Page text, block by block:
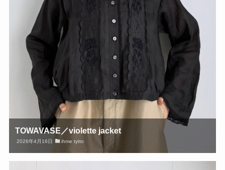
TOWAVASE／violette jacket
2026年4月16日 ihme tytto